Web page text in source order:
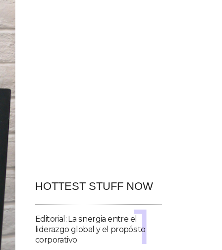
HOTTEST STUFF NOW
Editorial: La sinergia entre el
liderazgo global y el propósito
corporativo